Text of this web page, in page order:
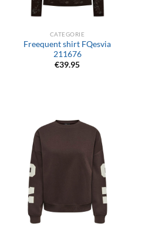
CATEGORIE
Freequent shirt FQesvia
211676
€39.95